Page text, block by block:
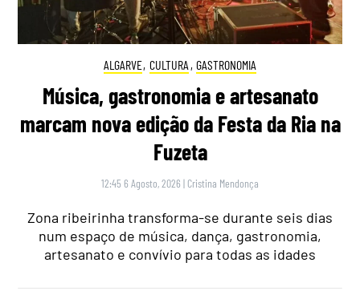
ALGARVE, CULTURA , GASTRONOMIA
Música, gastronomia e artesanato
marcam nova edição da Festa da Ria na
Fuzeta
12:45 6 Agosto, 2026 | Cristina Mendonça
Zona ribeirinha transforma-se durante seis dias
num espaço de música, dança, gastronomia,
artesanato e convívio para todas as idades